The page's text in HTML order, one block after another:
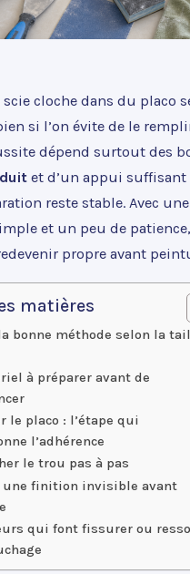
cloche dans du placo
si l’on évite de le
dépend surtout des
et d’un appui
reste stable. Avec une
et un peu de
propre avant
matières
bonne méthode selon la
à préparer avant de
le placo : l’étape qui
l’adhérence
le trou pas à pas
une finition invisible avant
qui font fissurer ou